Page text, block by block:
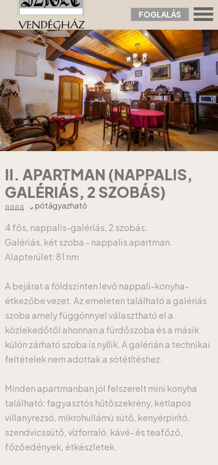
FOGLALÁS
Nyitólap › Apartmanok › II. Apartman (nappalis, galériás, 2 szobás)
II. APARTMAN (NAPPALIS,
GALÉRIÁS, 2 SZOBÁS)
pótágyazható
4 fős, nappalis-galériás, 2 szobás.
Galériás, két szoba - nappalis apartman.
Alapterület: 81 nm
A bejárat a földszinten levő nappali-konyha-
étkezőbe vezet. Az emeleten található a galériás
szoba amely függönnyel választható el a
közlekedőtől ahonnan a fürdőszoba és a másik
külön zárható szoba is nyílik. A galérián a technikai
feltételek nem adottak a sötétítéshez.
Minden apartmanban jól felszerelt mini konyha
található: fagyasztós hűtőszekrény, kétlapos
villanyrezsó, mikrohullámú sütő, kenyérpirító,
szendvicssütő, vízforraló, kávé- és teafőző,
főzőedények, étkészletek.